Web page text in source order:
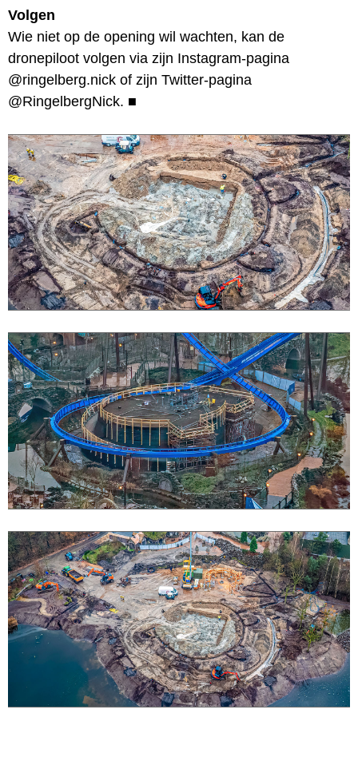
Volgen
Wie niet op de opening wil wachten, kan de
dronepiloot volgen via zijn Instagram-pagina
@ringelberg.nick of zijn Twitter-pagina
@RingelbergNick. ■